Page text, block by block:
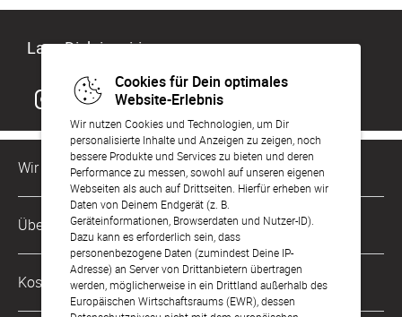
Cookies für Dein optimales
Website-Erlebnis
Wir nutzen Cookies und Technologien, um Dir
personalisierte Inhalte und Anzeigen zu zeigen, noch
bessere Produkte und Services zu bieten und deren
Performance zu messen, sowohl auf unseren eigenen
Webseiten als auch auf Drittseiten. Hierfür erheben wir
Daten von Deinem Endgerät (z. B.
Geräteinformationen, Browserdaten und Nutzer-ID).
Dazu kann es erforderlich sein, dass
personenbezogene Daten (zumindest Deine IP-
Adresse) an Server von Drittanbietern übertragen
werden, möglicherweise in ein Drittland außerhalb des
Europäischen Wirtschaftsraums (EWR), dessen
Lass Dich inspirieren
Wir sind für Dich da
Kundenservice-Hotline
0221 956 725 10
Mo. - Fr. von 9 bis 17 Uhr
kontakt@sendmoments.de
Über Uns
Philosophie
Karriere
Kostenlose Services